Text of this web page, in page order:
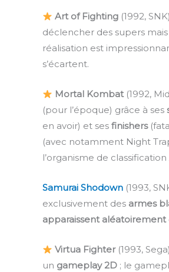
Art of Fighting (1992,
déclencher des supers mais
réalisation est
s’écartent.
Mortal Kombat(1992,
(pour l’époque) grâce à ses
en avoir) et ses finishers
(avec notamment Night
l’organisme de
Samurai Shodown (1993,
exclusivement des armes
apparaissent aléatoirement
Virtua Fighter(1993,
un gameplay 2D ; le